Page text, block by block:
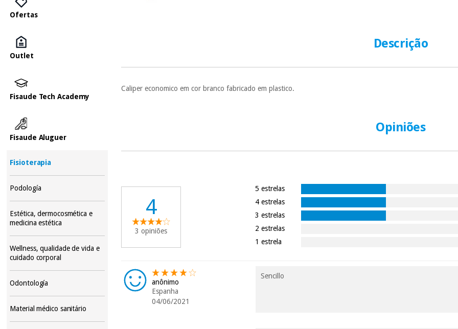
Ofertas
Outlet
Fisaude Tech Academy
Fisaude Aluguer
Fisioterapia
Podología
Estética, dermocosmética e
medicina estética
Wellness, qualidade de vida e
cuidado corporal
Odontología
Material médico sanitário
Muito
Descrição
Caliper economico em cor branco fabricado em plastico.
Opiniões
4
3 opiniões
5 estrelas
4 estrelas
3 estrelas
2 estrelas
1 estrela
anônimo
Espanha
04/06/2021
Sencillo